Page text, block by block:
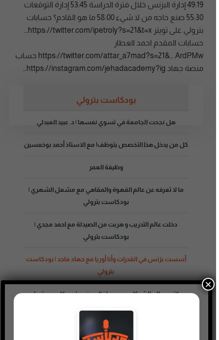
49:19إدارة البزنس خلال فترة الدراسة53:45إدارة التوقعات
55:30صنع حاجه من لا شيء58:00ما هو القادم؟ حسابات
بترولي على تويتر https://twitter.com/ipetroly?s=21&t=x…
حسابات المقدم احمد العطار
https://twitter.com/attar_a7mad?s=21&…ArdPMw حساب
منصة جهادhttps://instagram.com/jehadacademy?ig…
بودكاست بترولي
هل نجحت الجامعة في تسوي نفسها | د. عبيد العبدلي
كل من يدخل هذا التخصص يتوظف! مع الاستاذ أحمد بوخمسين
وظيفة العمر
ما لا تعرفه عن عالم القهوة والمقاهي مع مشعل الشهري |
بودكاست بترولي
دخلت عالم التدريب و هربت من الصيدلة مع احمد مجدي |
بودكاست بترولي
أسست بزنس في القدرات وأنا أوريا مع جهاد ماجد | بودكاست
بترولي
دكتور يعالج الشركات مع معاذ الجعفري | بودكاست بترولي
بترولي
×